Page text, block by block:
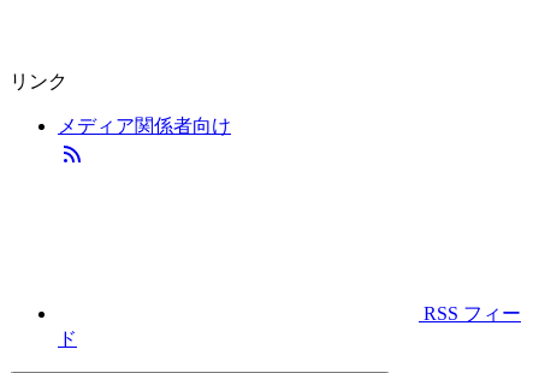
リンク
メディア関係者向け
RSS フィー
ド